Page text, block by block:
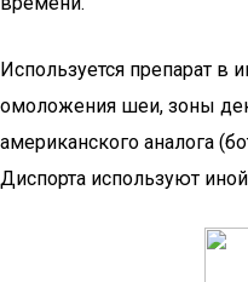
Используется препарат в
омоложения шеи, зоны
американского аналога
Диспорта используют